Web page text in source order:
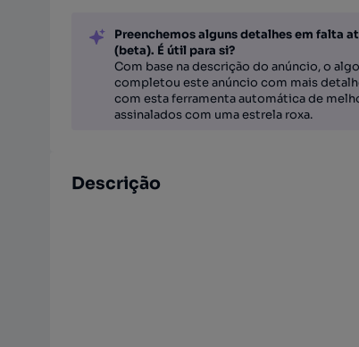
Preenchemos alguns detalhes em falta
(beta). É útil para si?
Com base na descrição do anúncio, o
completou este anúncio com mais
com esta ferramenta automática de
assinalados com uma estrela roxa.
Descrição